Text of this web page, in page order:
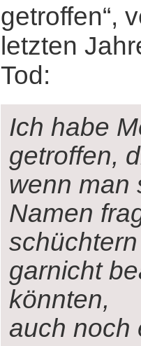
getroffen“,
letzten
Tod:
Ich habe
getroffen,
wenn man
Namen
garnicht
könnten,
auch noch